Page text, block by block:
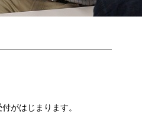
がはじまります。